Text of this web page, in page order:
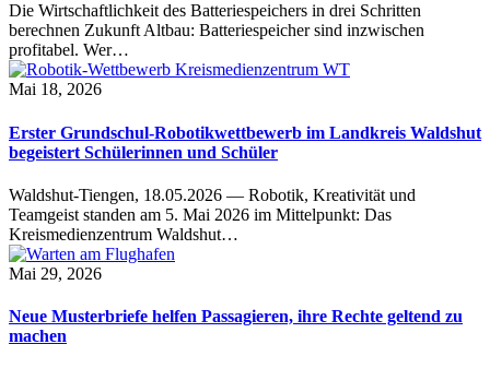
Die Wirtschaftlichkeit des Batteriespeichers in drei Schritten
berechnen Zukunft Altbau: Batteriespeicher sind inzwischen
profitabel. Wer…
Mai 18, 2026
Erster Grundschul-Robotikwettbewerb im Landkreis Waldshut
begeistert Schülerinnen und Schüler
Waldshut-Tiengen, 18.05.2026 — Robotik, Kreativität und
Teamgeist standen am 5. Mai 2026 im Mittelpunkt: Das
Kreismedienzentrum Waldshut…
Mai 29, 2026
Neue Musterbriefe helfen Passagieren, ihre Rechte geltend zu
machen